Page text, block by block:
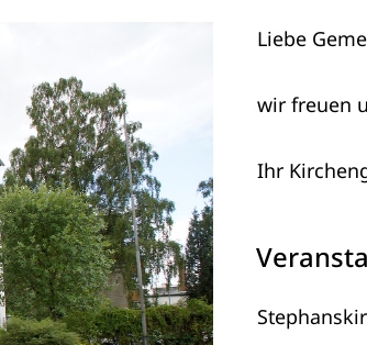
Liebe
wir freuen
Ihr